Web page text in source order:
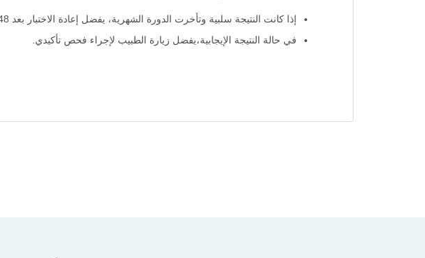
إذا كانت النتيجة سلبية وتأخرت الدورة الشهرية، يفضل إعادة الاختبار بعد 48 ساعة.
في حالة النتيجة الإيجابية،يفضل زيارة الطبيب لإجراء فحص تأكيدي.